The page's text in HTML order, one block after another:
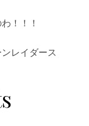
！！！
レイダース